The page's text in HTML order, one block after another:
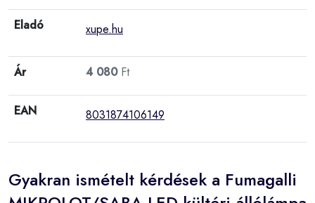
Eladó xupe.hu
Ár 4 080Ft
EAN 8031874106149
Gyakran ismételt kérdések a Fumagalli